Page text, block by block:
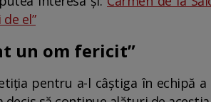
el”
un om fericit”
pentru a-l câștiga în echipă